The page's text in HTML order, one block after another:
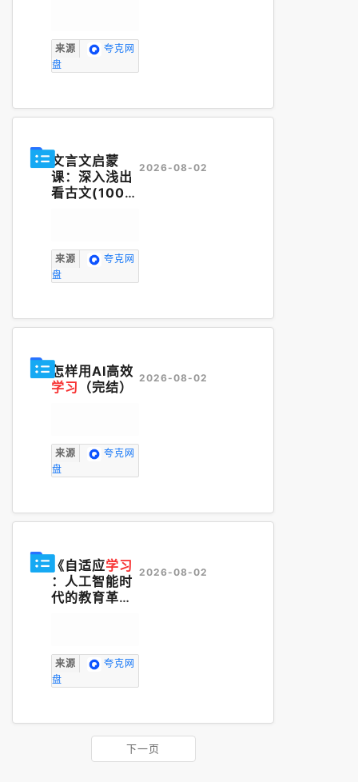
来源
夸克网
盘
文言文启蒙
课：深入浅出
看古文(100节
来源
夸克网
盘
2026-08-02
怎样用AI高效
学习 （完结）
来源
夸克网
盘
2026-08-02
《自适应学习
：人工智能时
代的教育革命
终于要在AI时
代照进现实！
沿——当自适
学习打破资
源壁垒，卓越
来源
夸克网
盘
2026-08-02
下一页